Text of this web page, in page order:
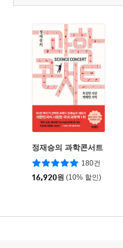
정재승의 과학콘서트
180건
16,920원 (10% 할인)